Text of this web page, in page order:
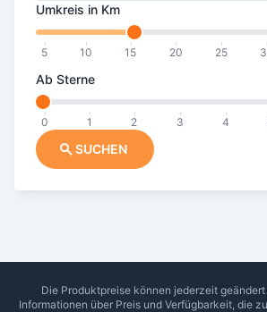
Umkreis in Km
5 10 15 20 25
Ab Sterne
0 1 2 3 4
SUCHEN
Die Produktpreise können jederzeit
Informationen über Preis und Verfügbarkeit, die